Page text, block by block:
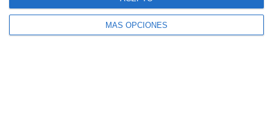
MÁS OPCIONES
Contacto
Preguntas frecuentes
SportMember
Reglas deportivas